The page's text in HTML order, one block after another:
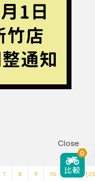
7 8 9 10 >>
Close
0